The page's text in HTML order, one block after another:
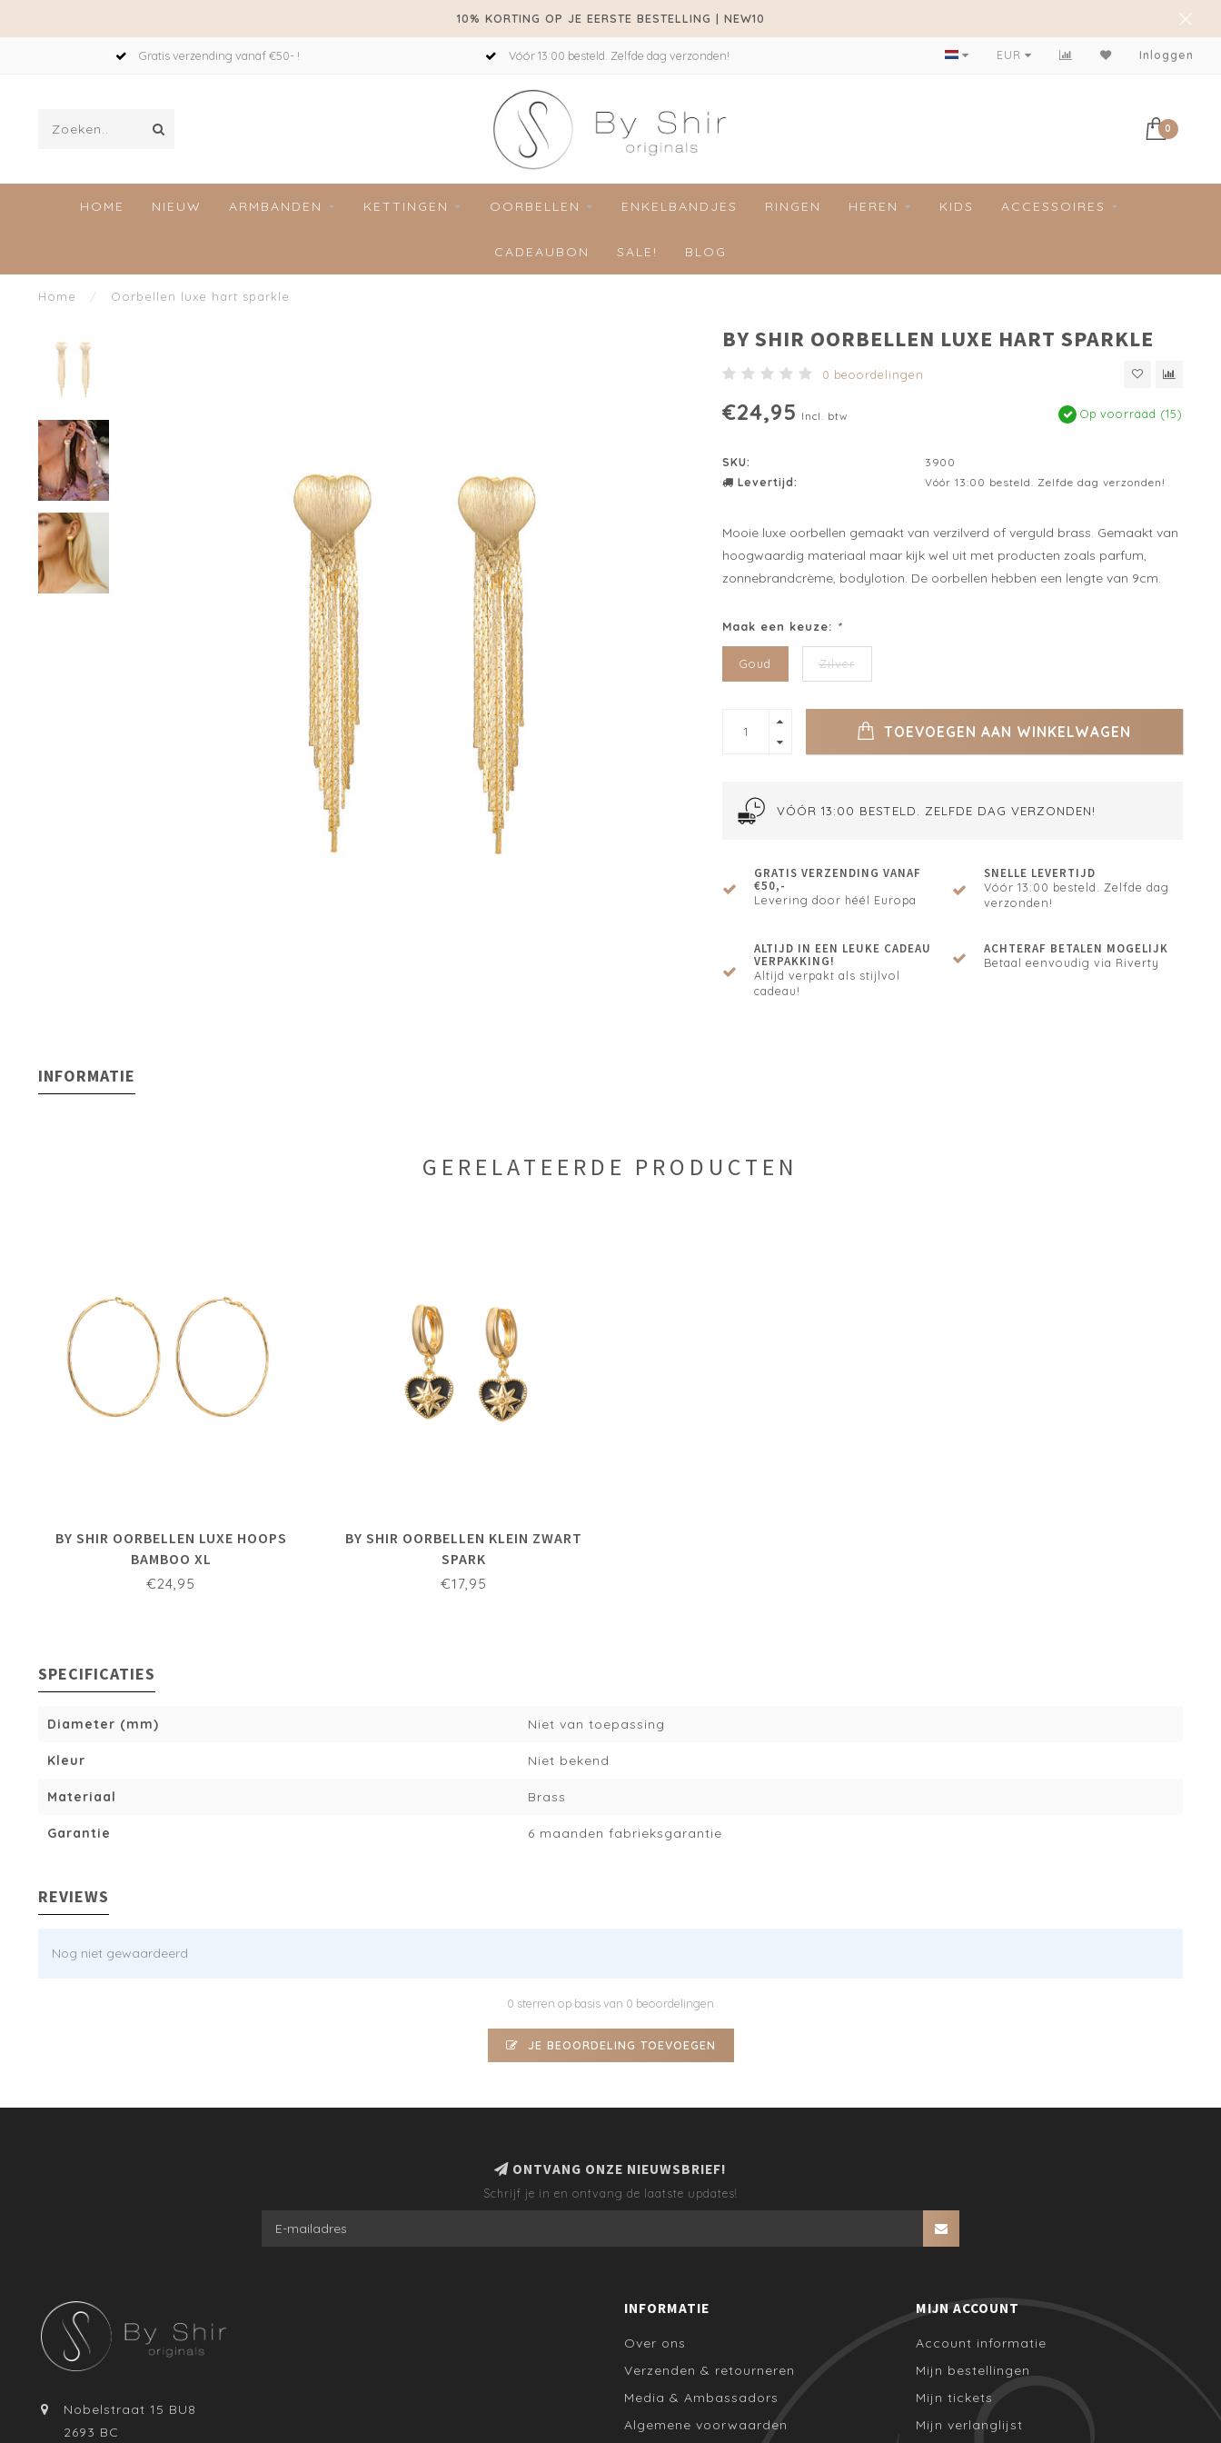
10% KORTING OP JE EERSTE BESTELLING | NEW10
Gratis verzending vanaf €50- ! Vóór 13:00 besteld. Zelfde dag verzonden! EUR Inloggen
0
HOME NIEUW ARMBANDEN KETTINGEN OORBELLEN ENKELBANDJES RINGEN HEREN KIDS ACCESSOIRES
CADEAUBON SALE! BLOG
Home / Oorbellen luxe hart sparkle
BY SHIR OORBELLEN LUXE HART SPARKLE
0 beoordelingen
€24,95 Incl. btw Op voorraad (15)
SKU:
3900
Levertijd:
Vóór 13:00 besteld. Zelfde dag verzonden!
Mooie luxe oorbellen gemaakt van verzilverd of verguld brass. Gemaakt van
hoogwaardig materiaal maar kijk wel uit met producten zoals parfum,
zonnebrandcrème, bodylotion. De oorbellen hebben een lengte van 9cm.
Maak een keuze: *
Goud Zilver
TOEVOEGEN AAN WINKELWAGEN
VÓÓR 13:00 BESTELD. ZELFDE DAG VERZONDEN!
GRATIS VERZENDING VANAF
€50,-
Levering door héél Europa
SNELLE LEVERTIJD
Vóór 13:00 besteld. Zelfde dag
verzonden!
ALTIJD IN EEN LEUKE CADEAU
VERPAKKING!
Altijd verpakt als stijlvol
cadeau!
ACHTERAF BETALEN MOGELIJK
Betaal eenvoudig via Riverty
INFORMATIE
GERELATEERDE PRODUCTEN
BY SHIR OORBELLEN LUXE HOOPS
BAMBOO XL
€24,95
BY SHIR OORBELLEN KLEIN ZWART
SPARK
€17,95
SPECIFICATIES
Diameter (mm) Niet van toepassing
Kleur Niet bekend
Materiaal Brass
Garantie 6 maanden fabrieksgarantie
REVIEWS
Nog niet gewaardeerd
0 sterren op basis van 0 beoordelingen
JE BEOORDELING TOEVOEGEN
ONTVANG ONZE NIEUWSBRIEF!
Schrijf je in en ontvang de laatste updates!
Nobelstraat 15 BU8
2693 BC
INFORMATIE
Over ons
Verzenden & retourneren
Media & Ambassadors
Algemene voorwaarden
MIJN ACCOUNT
Account informatie
Mijn bestellingen
Mijn tickets
Mijn verlanglijst